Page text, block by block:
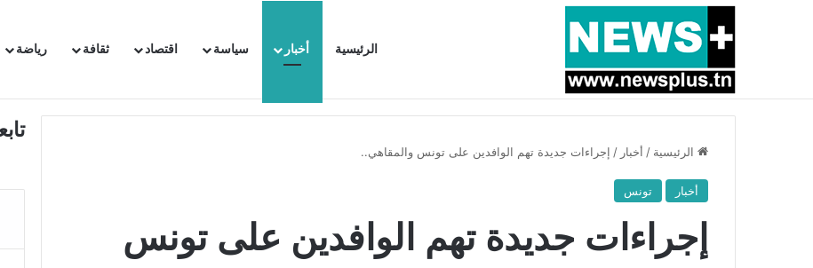
الرئيسية أخبار سياسة اقتصاد ثقافة رياضة
أخبار عاجلة بسبب المرزوقي وبتكليف من سعيّد: الخارجية تستدعي السفيرة الفرنسية بتونس وتبلغها احتجاجا شديد اللهجة !!
الرئيسية / أخبار / إجراءات جديدة تهم الوافدين على تونس والمقاهي..
أخبار تونس
إجراءات جديدة تهم الوافدين على تونس